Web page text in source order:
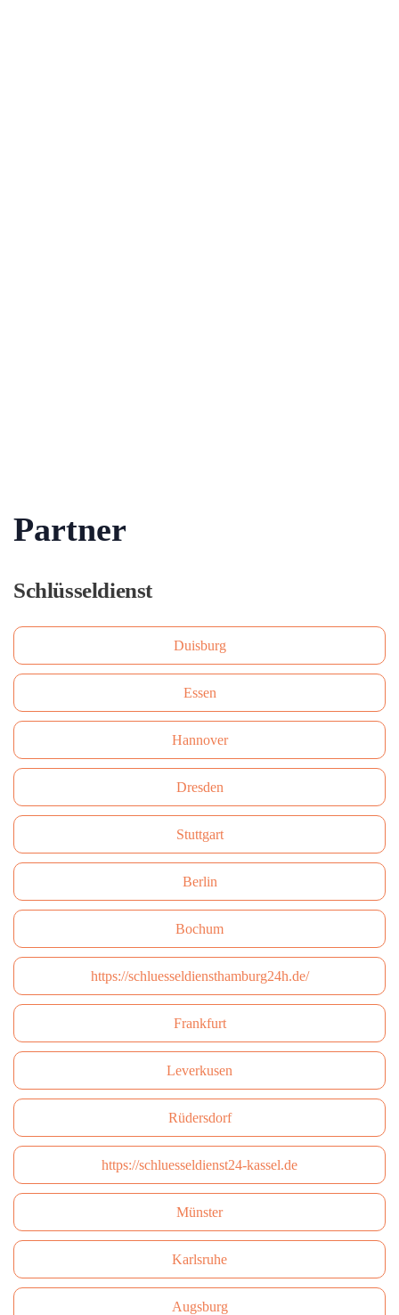
Partner
Schlüsseldienst
Duisburg
Essen
Hannover
Dresden
Stuttgart
Berlin
Bochum
https://schluesseldiensthamburg24h.de/
Frankfurt
Leverkusen
Rüdersdorf
https://schluesseldienst24-kassel.de
Münster
Karlsruhe
Augsburg